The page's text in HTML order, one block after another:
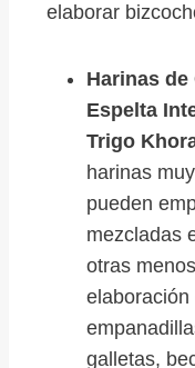
elaborar
Harinas de
Espelta
Trigo
harinas
pueden
mezcladas
otras
elaboración
galletas,